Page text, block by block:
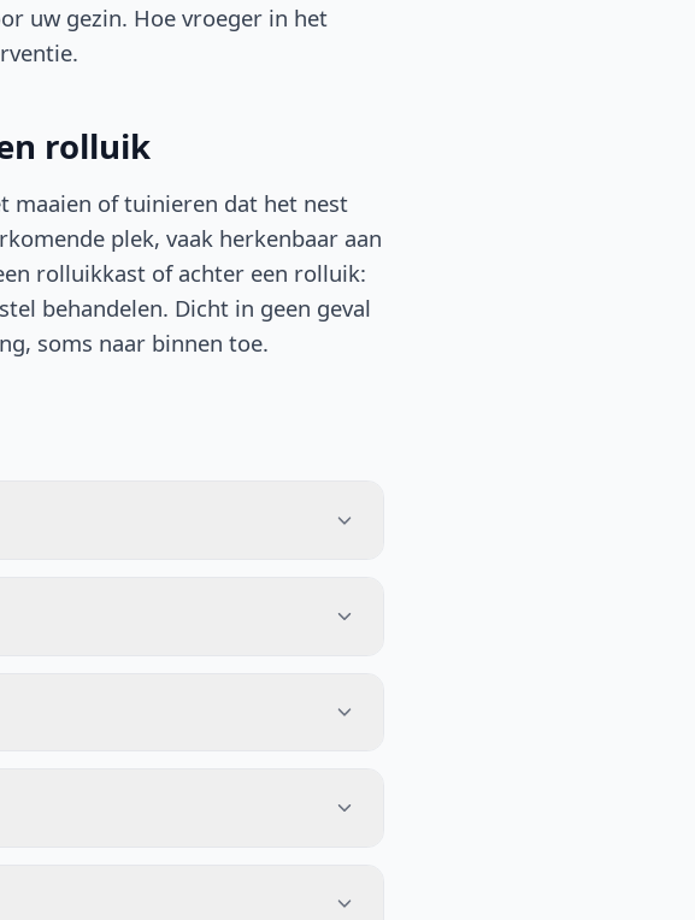
uw gezin. Hoe vroeger in het
rolluik
maaien of tuinieren dat het nest
plek, vaak herkenbaar aan
rolluikkast of achter een rolluik:
behandelen. Dicht in geen geval
soms naar binnen toe.